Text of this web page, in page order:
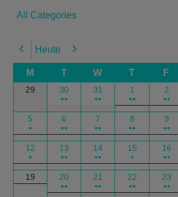
All Categories
Previous
Heute Next
M T W T F
29 30
●●
31
●●
1
●●
2
●●
5
●
6
●●
7
●●
8
●●
9
●●
12
●
13
●●
14
●●
15
●
16
●●
19 20
●●
21
●●
22
●●
23
●●